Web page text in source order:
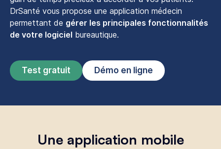
DrSanté vous propose une application médecin
permettant de gérer les principales fonctionnalités
de votre logiciel bureautique.
Test gratuit Démo en ligne
Une application mobile